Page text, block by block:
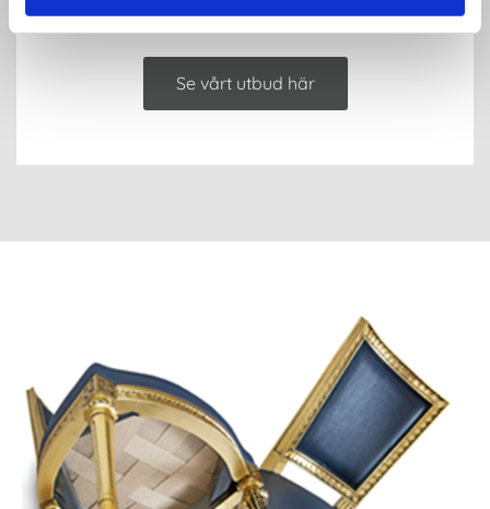
Outlet
Se vårt utbud här